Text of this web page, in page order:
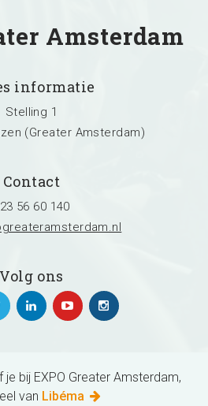
Amsterdam
informatie
Stelling 1
(Greater Amsterdam)
Contact
56 60 140
Volg ons
bij EXPO Greater Amsterdam,
van Libéma